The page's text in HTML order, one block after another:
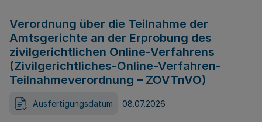
Verordnung über die Teilnahme der
Amtsgerichte an der Erprobung des
zivilgerichtlichen Online-Verfahrens
(Zivilgerichtliches-Online-Verfahren-
Teilnahmeverordnung – ZOVTnVO)
Ausfertigungsdatum 08.07.2026